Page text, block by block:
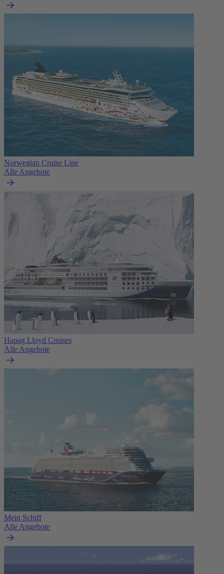
Norwegian Cruise Line
Alle Angebote
Hapag Lloyd Cruises
Alle Angebote
Mein Schiff
Alle Angebote